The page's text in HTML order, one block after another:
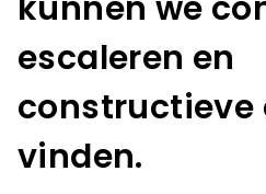
escaleren en
constructieve
vinden.